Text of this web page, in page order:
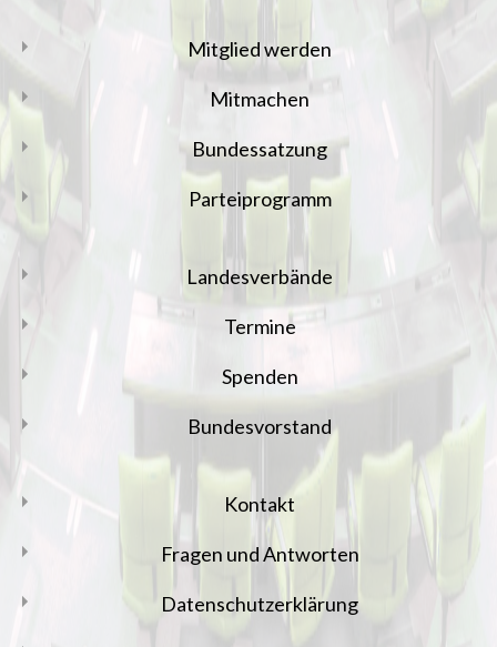
Mitglied werden
Mitmachen
Bundessatzung
Parteiprogramm
Landesverbände
Termine
Spenden
Bundesvorstand
Kontakt
Fragen und Antworten
Datenschutzerklärung